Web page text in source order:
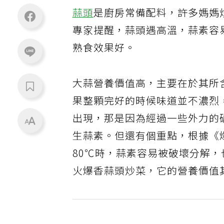
蒜頭是廚房常備配料，許多媽
專家提醒，蒜頭遇高溫，蒜素
熟食效果好。
大蒜營養價值高，主要在於其
果整顆完好的時候味道並不濃
出現，那是因為經過一些外力
生蒜素。但還有個重點，根據
80℃時，蒜素容易被破壞分解
火爆香蒜頭炒菜，它的營養價